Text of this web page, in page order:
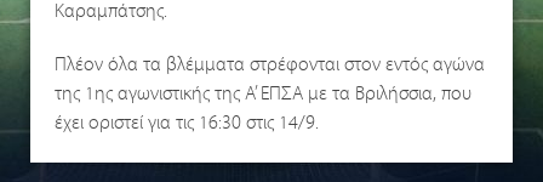
Καραμπάτσης.
Πλέον όλα τα βλέμματα στρέφονται στον εντός αγώνα
της 1ης αγωνιστικής της Α’ ΕΠΣΑ με τα Βριλήσσια, που
έχει οριστεί για τις 16:30 στις 14/9.